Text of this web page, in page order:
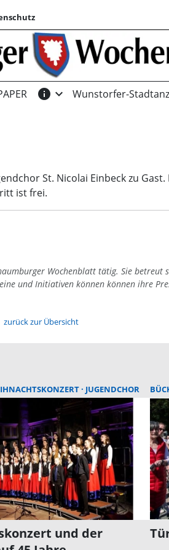
info expand_more Wunstorfer-
St. Nicolai Einbeck zu
ist frei.
Wochenblatt tätig. Sie
und Initiativen können können ihre
zurück zur Übersicht
JUGENDCHOR
und der